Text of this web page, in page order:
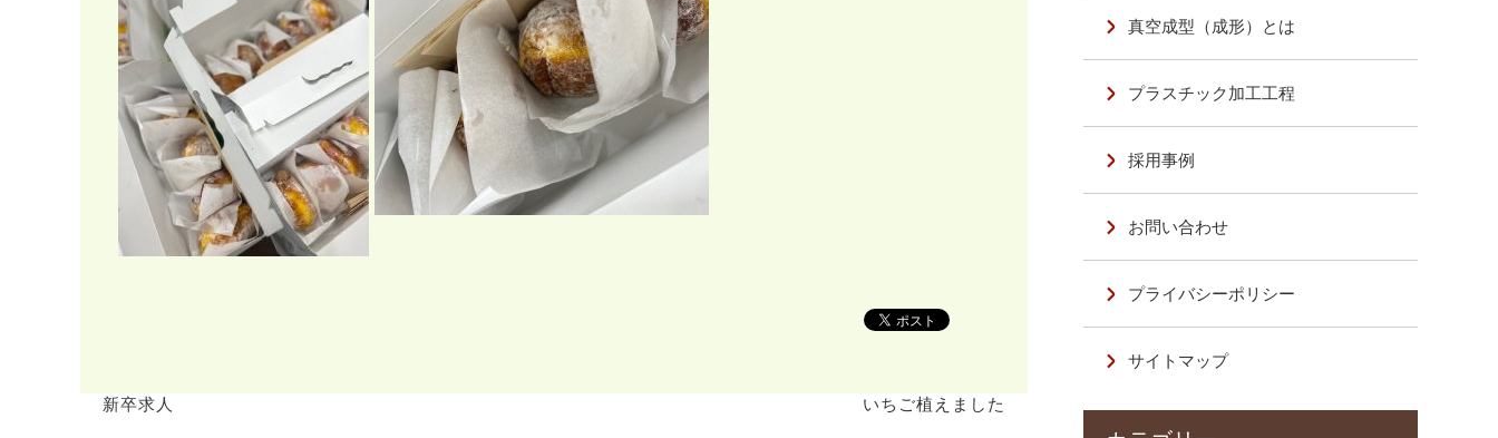
新卒求人 いちご植えました
真空成型（成形）とは
プラスチック加工工程
採用事例
お問い合わせ
プライバシーポリシー
サイトマップ